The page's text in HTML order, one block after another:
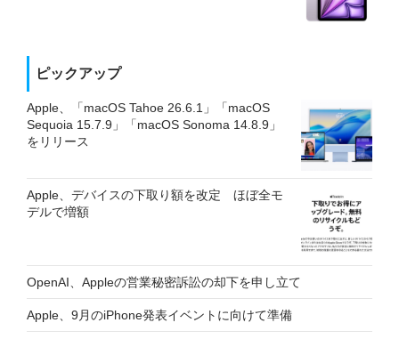
ピックアップ
Apple、「macOS Tahoe 26.6.1」「macOS
Sequoia 15.7.9」「macOS Sonoma 14.8.9」
をリリース
Apple、デバイスの下取り額を改定 ほぼ全モ
デルで増額
OpenAI、Appleの営業秘密訴訟の却下を申し立て
Apple、9月のiPhone発表イベントに向けて準備